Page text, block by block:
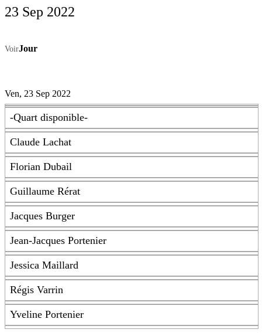
23 Sep 2022
VoirJour
Ven, 23 Sep 2022
-Quart disponible-
Claude Lachat
Florian Dubail
Guillaume Rérat
Jacques Burger
Jean-Jacques Portenier
Jessica Maillard
Régis Varrin
Yveline Portenier